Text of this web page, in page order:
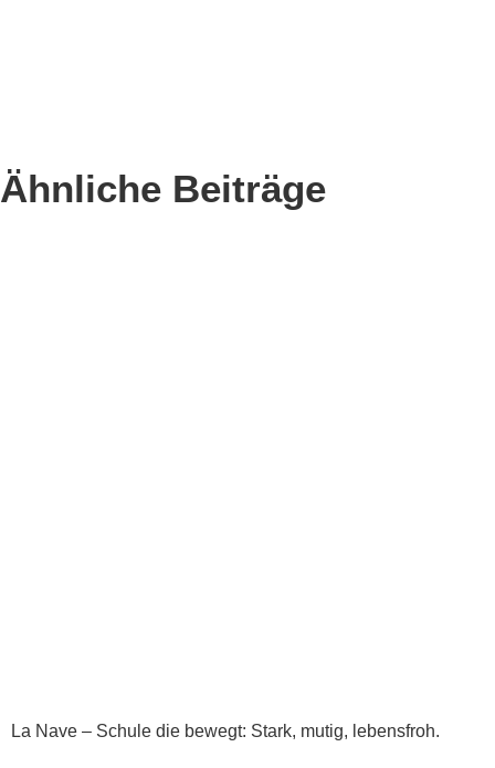
Ähnliche Beiträge
La Nave – Schule die bewegt: Stark, mutig, lebensfroh.